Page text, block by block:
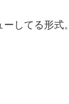
してる形式。